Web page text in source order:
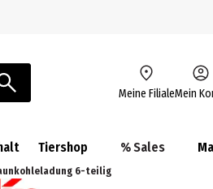
Meine FilialeMein
Tiershop % Sales
6-teilig